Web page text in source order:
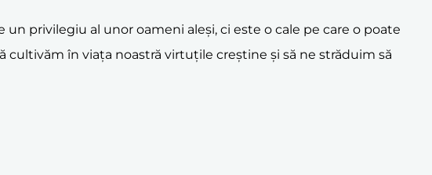
privilegiu al unor oameni aleși, ci este o cale pe care o poate
în viața noastră virtuțile creștine și să ne străduim să